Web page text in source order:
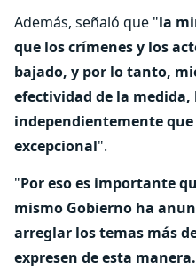
Además, señaló que "la
que los crímenes y los
bajado, y por lo tanto,
efectividad de la
independientemente
excepcional".
"Por eso es importante
mismo Gobierno ha
arreglar los temas más
expresen de esta